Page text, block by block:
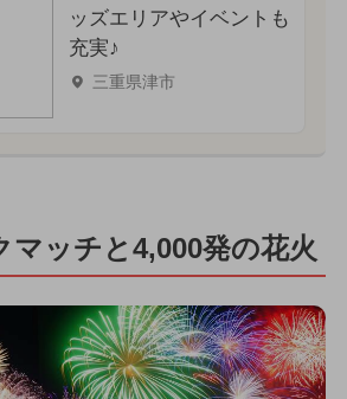
ッズエリアやイベントも
充実♪
三重県津市
マッチと4,000発の花火